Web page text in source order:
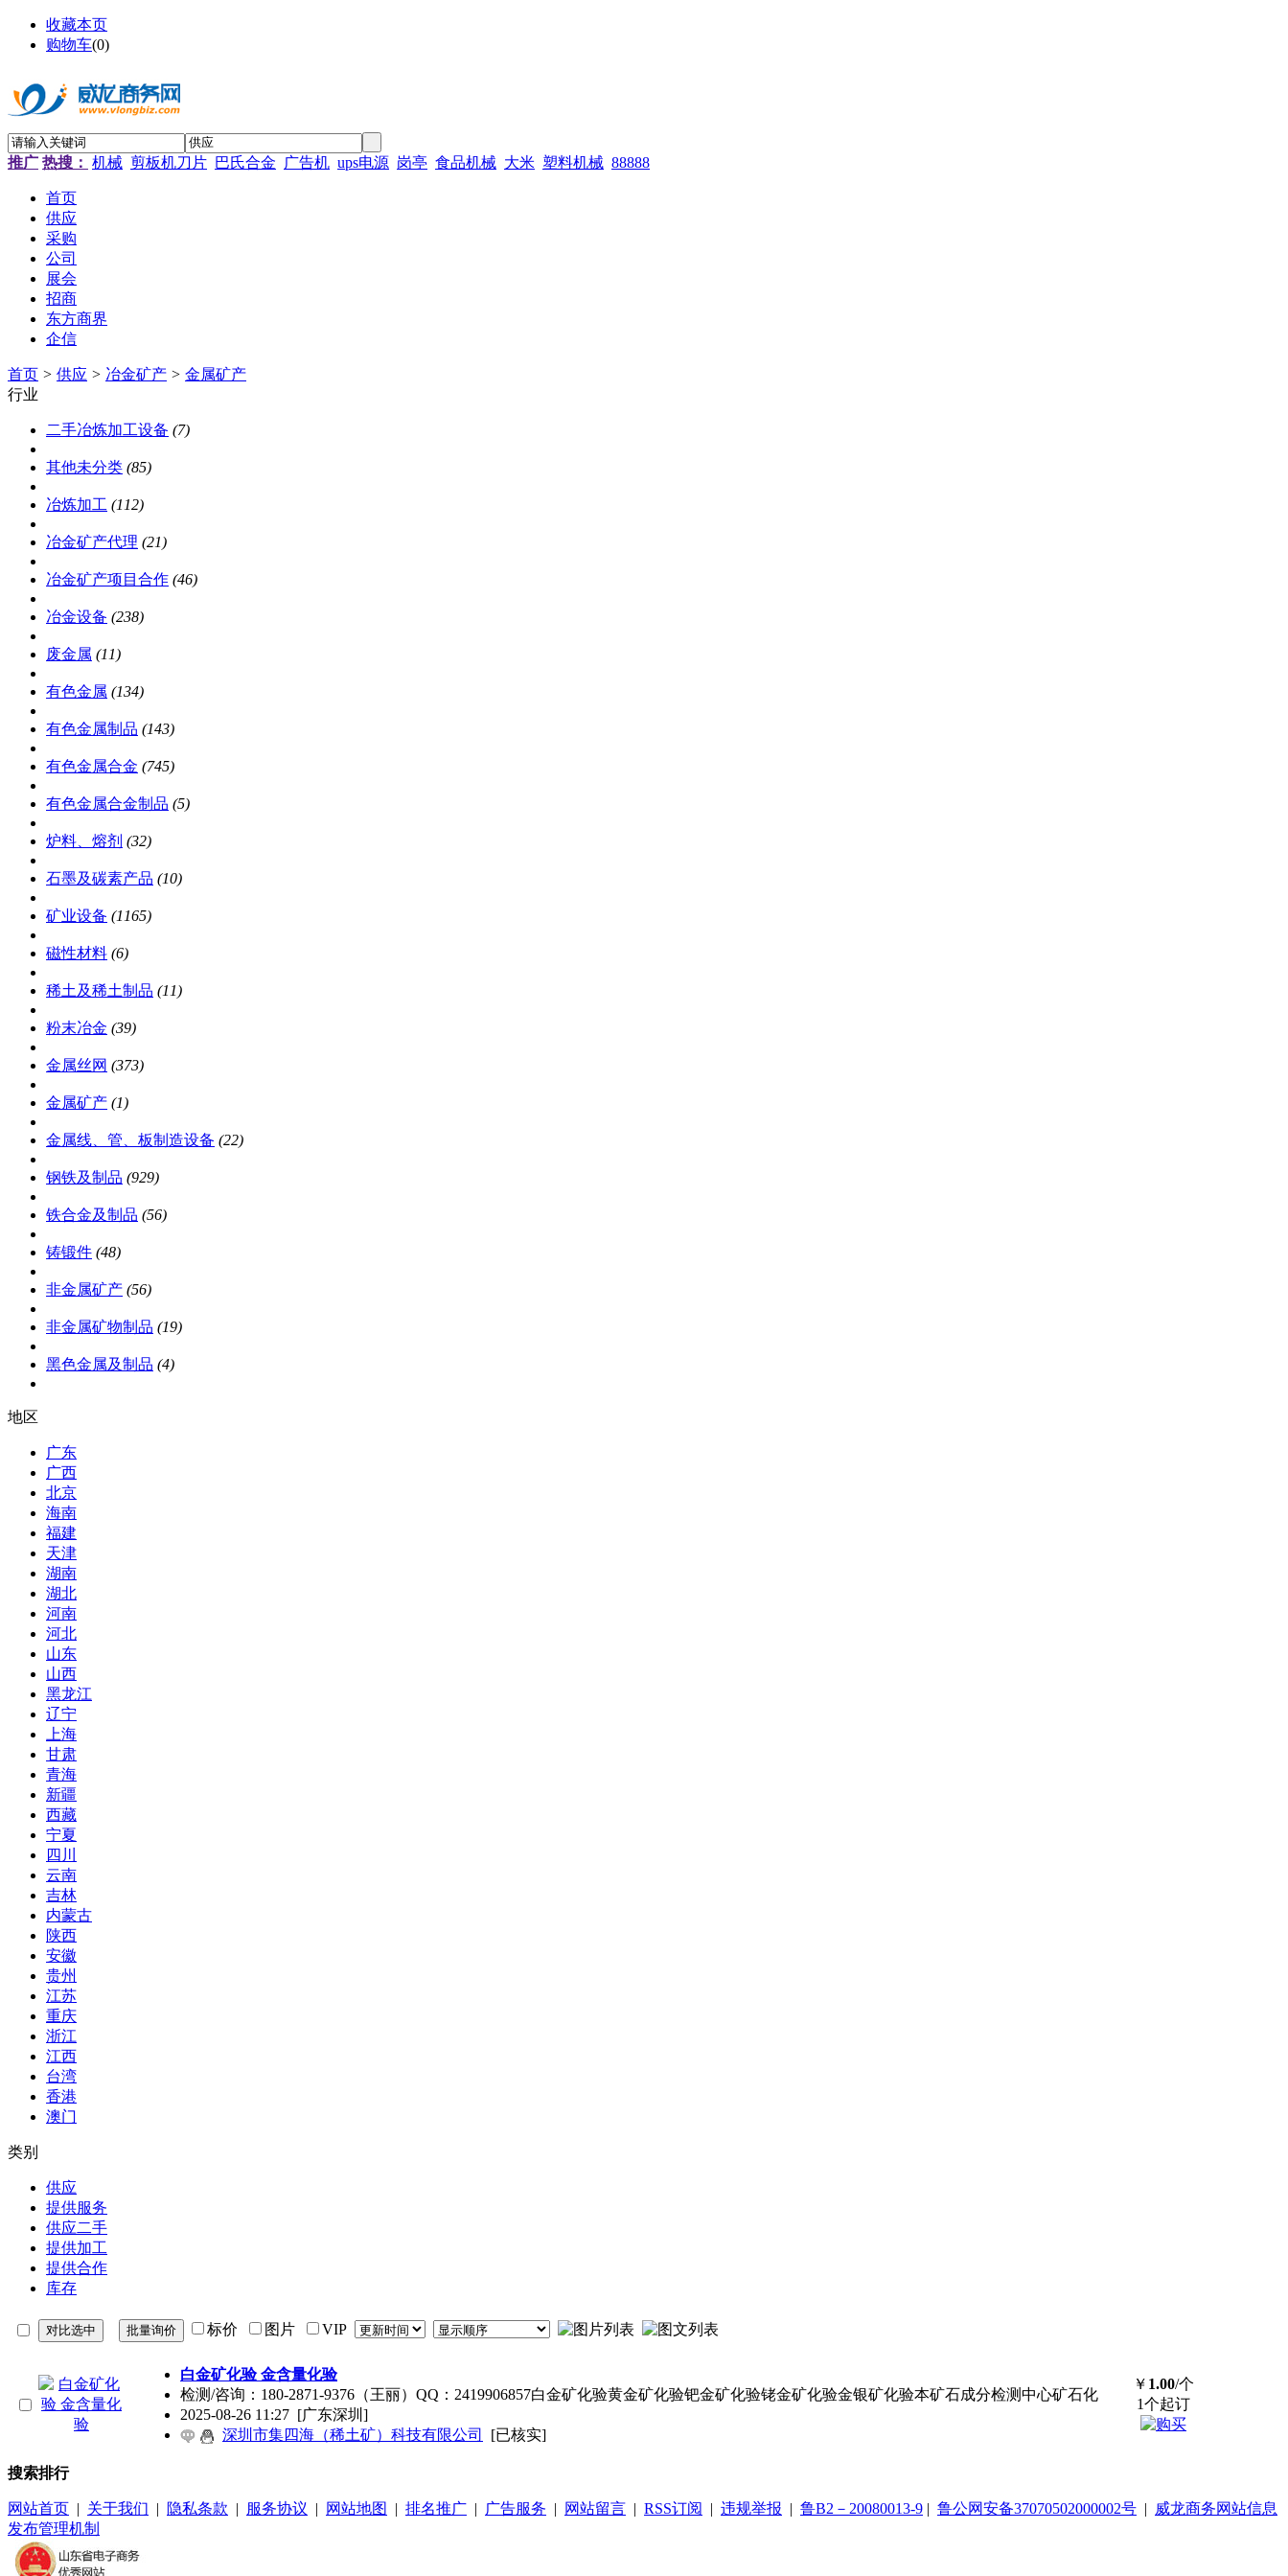
收藏本页
购物车(0)
推广 热搜： 机械 剪板机刀片 巴氏合金 广告机 ups电源 岗亭 食品机械 大米 塑料机械 88888
首页
供应
采购
公司
展会
招商
东方商界
企信
首页 > 供应 > 冶金矿产 > 金属矿产
行业
二手冶炼加工设备 (7)
其他未分类 (85)
冶炼加工 (112)
冶金矿产代理 (21)
冶金矿产项目合作 (46)
冶金设备 (238)
废金属 (11)
有色金属 (134)
有色金属制品 (143)
有色金属合金 (745)
有色金属合金制品 (5)
炉料、熔剂 (32)
石墨及碳素产品 (10)
矿业设备 (1165)
磁性材料 (6)
稀土及稀土制品 (11)
粉末冶金 (39)
金属丝网 (373)
金属矿产 (1)
金属线、管、板制造设备 (22)
钢铁及制品 (929)
铁合金及制品 (56)
铸锻件 (48)
非金属矿产 (56)
非金属矿物制品 (19)
黑色金属及制品 (4)
地区
广东
广西
北京
海南
福建
天津
湖南
湖北
河南
河北
山东
山西
黑龙江
辽宁
上海
甘肃
青海
新疆
西藏
宁夏
四川
云南
吉林
内蒙古
陕西
安徽
贵州
江苏
重庆
浙江
江西
台湾
香港
澳门
类别
供应
提供服务
供应二手
提供加工
提供合作
库存
标价 图片 VIP
白金矿化验 金含量化验
检测/咨询：180-2871-9376（王丽）QQ：2419906857白金矿化验黄金矿化验钯金矿化验铑金矿化验金银矿化验本矿石成分检测中心矿石化
2025-08-26 11:27 [广东深圳]
深圳市集四海（稀土矿）科技有限公司
[已核实]
￥ 1.00/个
1个起订
搜索排行
网站首页 | 关于我们 | 隐私条款 | 服务协议 | 网站地图 | 排名推广 | 广告服务 | 网站留言 | RSS订阅 | 违规举报 | 鲁B2－20080013-9 | 鲁公网安备37070502000002号 |
威龙商务网站信息
发布管理机制